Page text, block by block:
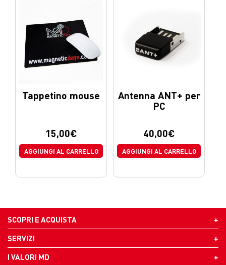
Tappetino mouse
15,00€
AGGIUNGI AL CARRELLO
Antenna ANT+ per
PC
40,00€
AGGIUNGI AL CARRELLO
SCOPRI E ACQUISTA
SERVIZI
I VALORI MD